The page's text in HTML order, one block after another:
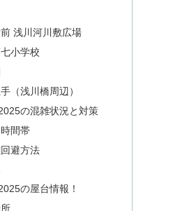
浅川河川敷広場
小学校
（浅川橋周辺）
の混雑状況と対策
間帯
避方法
の屋台情報！